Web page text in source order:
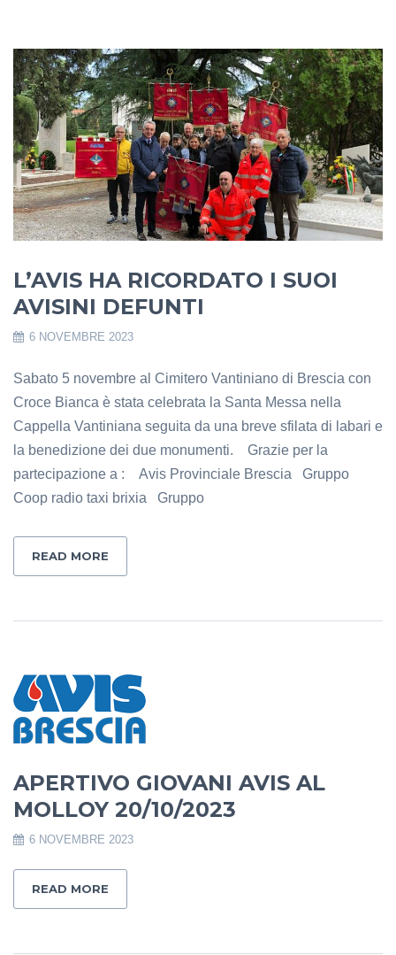
L’AVIS HA RICORDATO I SUOI
AVISINI DEFUNTI
6 NOVEMBRE 2023
Sabato 5 novembre al Cimitero Vantiniano di Brescia con
Croce Bianca è stata celebrata la Santa Messa nella
Cappella Vantiniana seguita da una breve sfilata di labari e
la benedizione dei due monumenti. Grazie per la
partecipazione a : Avis Provinciale Brescia Gruppo
Coop radio taxi brixia Gruppo
READ MORE
APERTIVO GIOVANI AVIS AL
MOLLOY 20/10/2023
6 NOVEMBRE 2023
READ MORE